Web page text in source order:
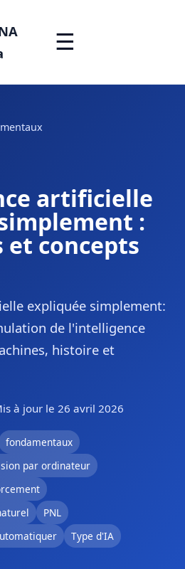
☰
artificielle
:
concepts
expliquée simplement:
de l'intelligence
histoire et
à jour le 26 avril 2026
fondamentaux
par ordinateur
PNL
Type d'IA